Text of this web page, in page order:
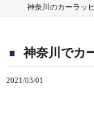
神奈川でカ
2021/03/01